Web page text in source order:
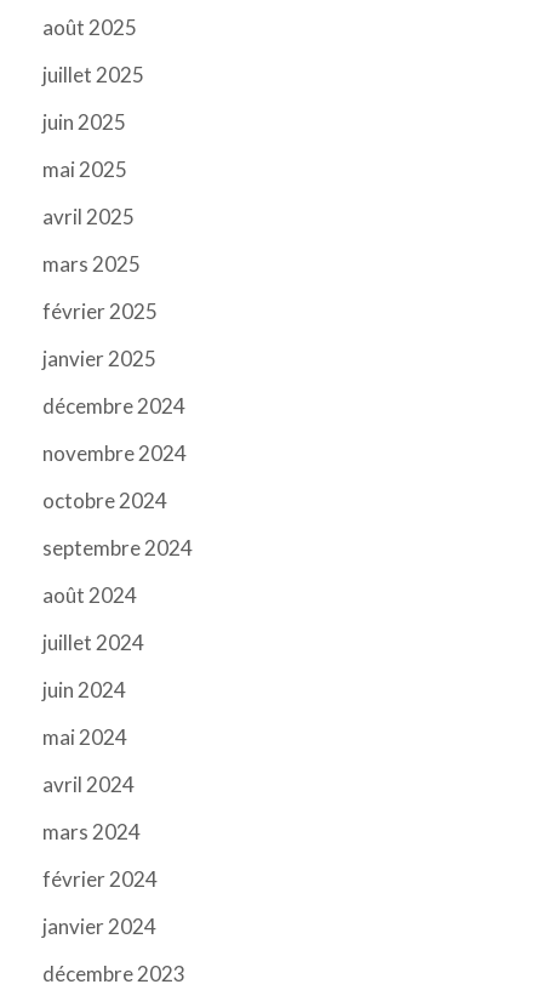
août 2025
juillet 2025
juin 2025
mai 2025
avril 2025
mars 2025
février 2025
janvier 2025
décembre 2024
novembre 2024
octobre 2024
septembre 2024
août 2024
juillet 2024
juin 2024
mai 2024
avril 2024
mars 2024
février 2024
janvier 2024
décembre 2023